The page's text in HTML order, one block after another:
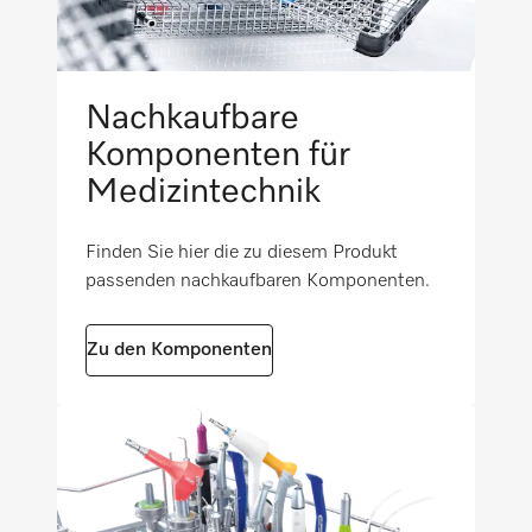
Nachkaufbare
Komponenten für
Medizintechnik
Finden Sie hier die zu diesem Produkt
passenden nachkaufbaren Komponenten.
Zu den Komponenten